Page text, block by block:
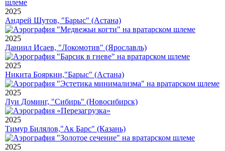
2025
Андрей Шутов, "Барыс" (Астана)
2025
Даниил Исаев, "Локомотив" (Ярославль)
2025
Никита Бояркин,"Барыс" (Астана)
2025
Луи Доминг, "Сибирь" (Новосибирск)
2025
Тимур Билялов,"Ак Барс" (Казань)
2025